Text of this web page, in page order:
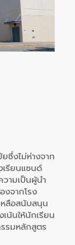
ซึ่งไม่ห่างจาก
รียนแซนด์
ามเป็นผู้นำ
งจากโรง
หลือสนับสนุน
น้นให้นักเรียน
รมหลักสูตร